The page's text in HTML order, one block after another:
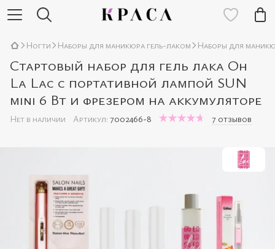
Ногти Наборы для маникюра гель-лаком Наборы для
Стартовый набор для гель лака Oh
La Lac с портативной лампой SUN
mini 6 Вт и фрезером на аккумуляторе
Нет в наличии Артикул: 7002466-8 7 отзывов